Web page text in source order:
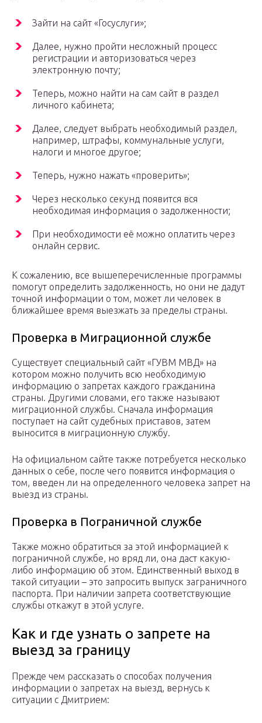
Зайти на сайт «Госуслуги»;
Далее, нужно пройти несложный процесс
регистрации и авторизоваться через
электронную почту;
Теперь, можно найти на сам сайт в раздел
личного кабинета;
Далее, следует выбрать необходимый раздел,
например, штрафы, коммунальные услуги,
налоги и многое другое;
Теперь, нужно нажать «проверить»;
Через несколько секунд появится вся
необходимая информация о задолженности;
При необходимости её можно оплатить через
онлайн сервис.
К сожалению, все вышеперечисленные программы
помогут определить задолженность, но они не дадут
точной информации о том, может ли человек в
ближайшее время выезжать за пределы страны.
Проверка в Миграционной службе
Существует специальный сайт «ГУВМ МВД» на
котором можно получить всю необходимую
информацию о запретах каждого гражданина
страны. Другими словами, его также называют
миграционной службы. Сначала информация
поступает на сайт судебных приставов, затем
выносится в миграционную службу.
На официальном сайте также потребуется несколько
данных о себе, после чего появится информация о
том, введен ли на определенного человека запрет на
выезд из страны.
Проверка в Пограничной службе
Также можно обратиться за этой информацией к
пограничной службе, но вряд ли, она даст какую-
либо информацию об этом. Единственный выход в
такой ситуации – это запросить выпуск заграничного
паспорта. При наличии запрета соответствующие
службы откажут в этой услуге.
Как и где узнать о запрете на
выезд за границу
Прежде чем рассказать о способах получения
информации о запретах на выезд, вернусь к
ситуации с Дмитрием: